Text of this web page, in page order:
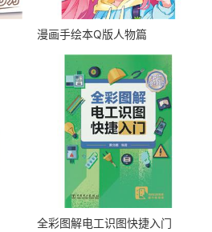
漫画手绘本Q版人物篇
全彩图解电工识图快捷入门